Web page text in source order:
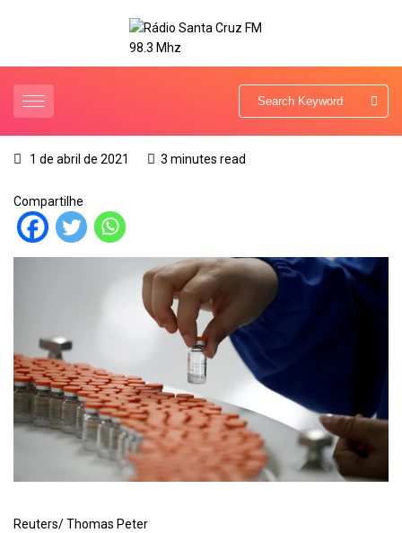
1 de abril de 2021 3 minutes read
Compartilhe
Reuters/ Thomas Peter